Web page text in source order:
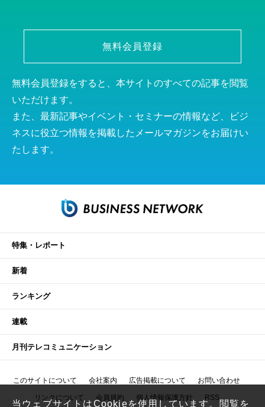
無料会員登録
無料会員登録をすると、本サイトのすべての記事を閲覧
いただけます。
また、最新記事やイベント・セミナーの情報など、ビジ
ネスに役立つ情報を掲載したメールマガジンをお届けい
たします。
特集・レポート
新着
ランキング
連載
月刊テレコミュニケーション
このサイトについて 会社案内 広告掲載について お問い合わせ
リンクについて 会員規約 個人情報保護方針 RSS
当ウェブサイトはCookieを使用しています。閲覧を